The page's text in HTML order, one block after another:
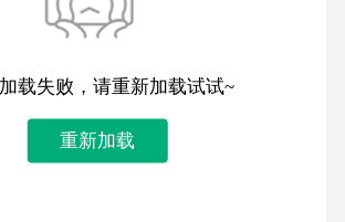
载失败，请重新加载试试~
重新加载